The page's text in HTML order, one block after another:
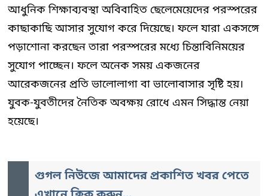
আধুনিক শিক্ষাব্যবস্থা অবিবাহিত ছেলেমেয়েদের পরস্পরের
কাছাকাছি আসার সুযোগ করে দিয়েছে। ফলে যারা একসঙ্গে
পড়াশোনা করছেন তারা পরস্পরের মধ্যে চিন্তাবিনিময়ের
সুযোগ পাচ্ছেন। ফলে অনেক সময় একজনের
আরেকজনের প্রতি ভালোলাগা বা ভালোবাসার সৃষ্টি হয়।
যুবক-যুবতীদের নৈতিক অবক্ষয় রোধে এমন সিদ্ধান্ত নেয়া
হয়েছে।
গুগল নিউজে আমাদের প্রকাশিত খবর পেতে